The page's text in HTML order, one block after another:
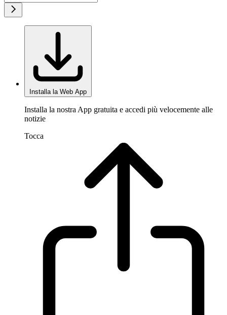
Installa la Web App
Installa la nostra App gratuita e accedi più velocemente alle
notizie
Tocca